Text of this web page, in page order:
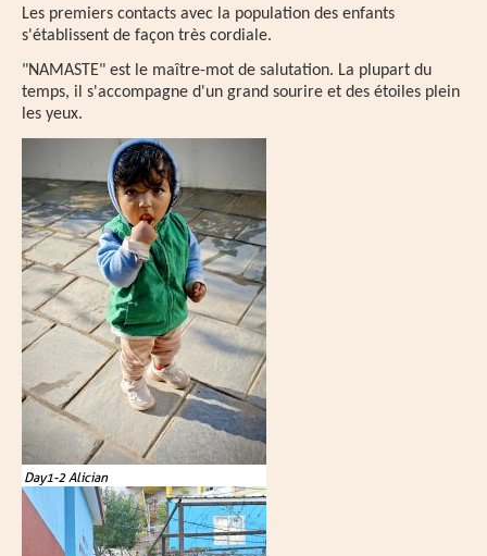
Les premiers contacts avec la population des enfants
s'établissent de façon très cordiale.
"NAMASTE" est le maître-mot de salutation. La plupart du
temps, il s'accompagne d'un grand sourire et des étoiles plein
les yeux.
Day1-2 Alician